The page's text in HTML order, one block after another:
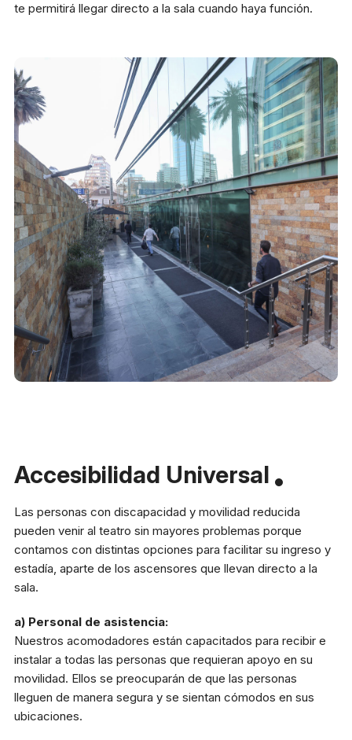
te permitirá llegar directo a la sala cuando haya función.
Accesibilidad Universal
Las personas con discapacidad y movilidad reducida
pueden venir al teatro sin mayores problemas porque
contamos con distintas opciones para facilitar su ingreso y
estadía, aparte de los ascensores que llevan directo a la
sala.
a) Personal de asistencia:
Nuestros acomodadores están capacitados para recibir e
instalar a todas las personas que requieran apoyo en su
movilidad. Ellos se preocuparán de que las personas
lleguen de manera segura y se sientan cómodos en sus
ubicaciones.